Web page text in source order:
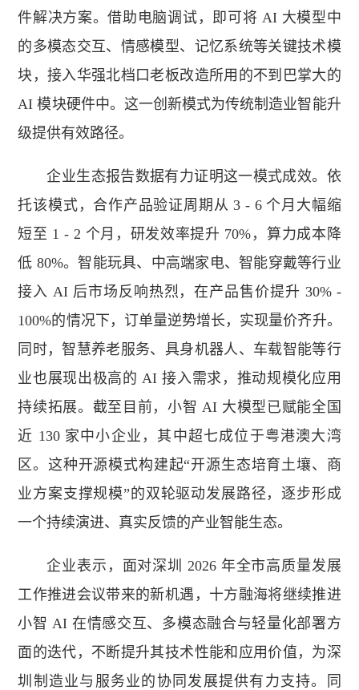
件解决方案。借助电脑调试，即可将 AI 大模型中
的多模态交互、情感模型、记忆系统等关键技术模
块，接入华强北档口老板改造所用的不到巴掌大的
AI 模块硬件中。这一创新模式为传统制造业智能升
级提供有效路径。
企业生态报告数据有力证明这一模式成效。依
托该模式，合作产品验证周期从 3 - 6 个月大幅缩
短至 1 - 2 个月，研发效率提升 70%，算力成本降
低 80%。智能玩具、中高端家电、智能穿戴等行业
接入 AI 后市场反响热烈，在产品售价提升 30% -
100%的情况下，订单量逆势增长，实现量价齐升。
同时，智慧养老服务、具身机器人、车载智能等行
业也展现出极高的 AI 接入需求，推动规模化应用
持续拓展。截至目前，小智 AI 大模型已赋能全国
近 130 家中小企业，其中超七成位于粤港澳大湾
区。这种开源模式构建起“开源生态培育土壤、商
业方案支撑规模”的双轮驱动发展路径，逐步形成
一个持续演进、真实反馈的产业智能生态。
企业表示，面对深圳 2026 年全市高质量发展
工作推进会议带来的新机遇，十方融海将继续推进
小智 AI 在情感交互、多模态融合与轻量化部署方
面的迭代，不断提升其技术性能和应用价值，为深
圳制造业与服务业的协同发展提供有力支持。同